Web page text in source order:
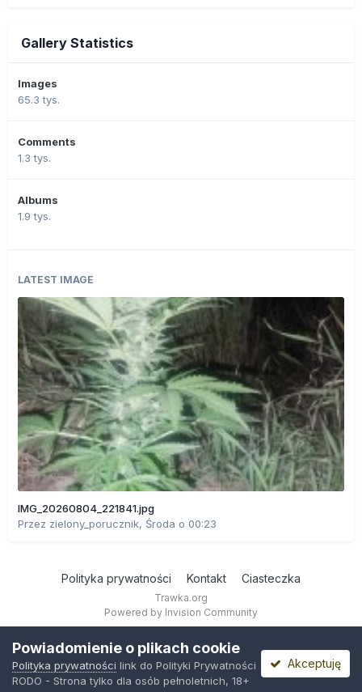
Gallery Statistics
Images
65.3 tys.
Comments
1.3 tys.
Albums
1.9 tys.
LATEST IMAGE
IMG_20260804_221841.jpg
Przez zielony_porucznik, Środa o 00:23
Polityka prywatności Kontakt Ciasteczka
Trawka.org
Powered by Invision Community
Powiadomienie o plikach cookie
Polityka prywatności link do Polityki Prywatności
RODO - Strona tylko dla osób pełnoletnich, 18+
Akceptuję